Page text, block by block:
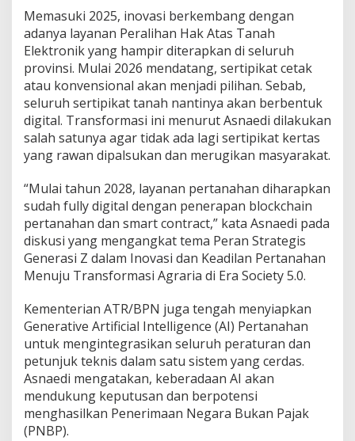
t
a
n
a
h
n
Memasuki 2025, inovasi berkembang dengan
adanya layanan Peralihan Hak Atas Tanah
Elektronik yang hampir diterapkan di seluruh
provinsi. Mulai 2026 mendatang, sertipikat cetak
atau konvensional akan menjadi pilihan. Sebab,
seluruh sertipikat tanah nantinya akan berbentuk
digital. Transformasi ini menurut Asnaedi dilakukan
salah satunya agar tidak ada lagi sertipikat kertas
yang rawan dipalsukan dan merugikan masyarakat.
“Mulai tahun 2028, layanan pertanahan diharapkan
sudah fully digital dengan penerapan blockchain
pertanahan dan smart contract,” kata Asnaedi pada
diskusi yang mengangkat tema Peran Strategis
Generasi Z dalam Inovasi dan Keadilan Pertanahan
Menuju Transformasi Agraria di Era Society 5.0.
Kementerian ATR/BPN juga tengah menyiapkan
Generative Artificial Intelligence (AI) Pertanahan
untuk mengintegrasikan seluruh peraturan dan
petunjuk teknis dalam satu sistem yang cerdas.
Asnaedi mengatakan, keberadaan AI akan
mendukung keputusan dan berpotensi
menghasilkan Penerimaan Negara Bukan Pajak
(PNBP).